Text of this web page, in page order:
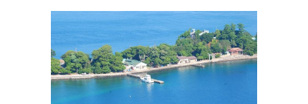
ス
ゴ
イ
山
よ